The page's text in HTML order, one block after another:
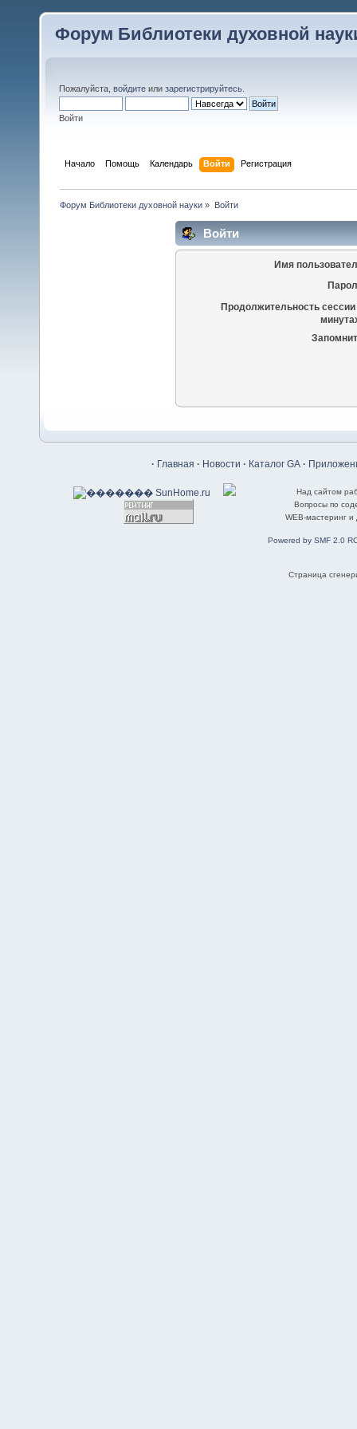
Форум Библиотеки духовной
Пожалуйста, войдите или зарегистрируйтесь
Войти
Начало Помощь Календарь Войти Регистрация
Форум Библиотеки духовной науки » Войти
Войти
Имя
Продолжительность сессии
· Главная · Новости · Каталог GA ·
Над сайтом
Вопросы по
WEB-мастеринг
Powered by SMF 2.0
Страница